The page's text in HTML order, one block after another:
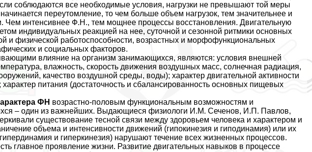
соблюдаются все необходимые условия, нагрузки не превышают той меры
переутомление, то чем больше объем нагрузок, тем значительнее и
Чем интенсивнее Ф.Н., тем мощнее процессы восстановления. Двигательную
индивидуальных реакцией на нее, суточной и сезонной ритмики основных
и физической работоспособности, возрастных и морфофункциональных
и социальных факторов.
влияние на организм занимающихся, являются: условия внешней
влажность, скорость движения воздушных масс, солнечная радиация,
качество воздушной среды, воды); хаpaктер двигательной активности
питания (достаточность и сбалансированность основных пищевых
ФН возрастно-пoлoвым функциональным возможностям и
– один из важнейших. Выдающиеся физиологи И.М. Сеченов, И.П. Павлов,
существование тесной связи между здоровьем человека и хаpaктером и
объема и интенсивности движений (гипокинезия и гиподинамия) или их
и гиперкинезия) нарушают течение всех жизненных процессов.
главное проявление жизни. Развитие двигательных навыков в процессе